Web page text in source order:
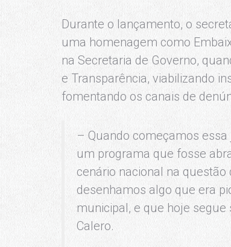
Durante o lançamento, o
uma homenagem como
na Secretaria de Governo,
e Transparência, viabilizando
fomentando os canais de
– Quando começamos
um programa que fosse
cenário nacional na
desenhamos algo que era
municipal, e que hoje
Calero.